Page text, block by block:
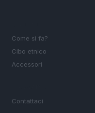
Come si fa?
Cibo etnico
Accessori
Contattaci